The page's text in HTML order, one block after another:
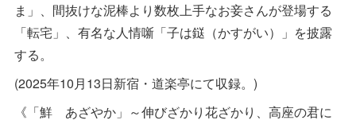
ま」、間抜けな泥棒より数枚上手なお妾さんが登場する
「転宅」、有名な人情噺「子は鎹（かすがい）」を披露
する。
(2025年10月13日新宿・道楽亭にて収録。)
《「鮮 あざやか」～伸びざかり花ざかり、高座の君に